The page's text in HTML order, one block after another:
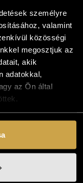
személyre
valamint
közösségi
megosztjuk az
akik
adatokkal,
az Ön által
tánca